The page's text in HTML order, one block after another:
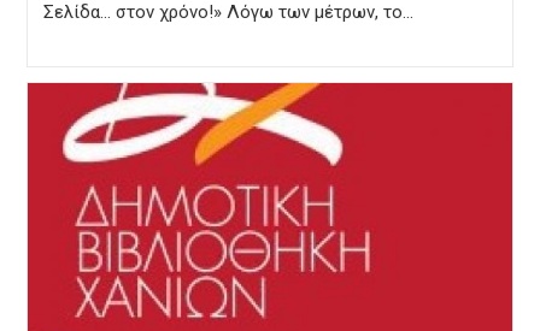
Σελίδα… στον χρόνο!» Λόγω των μέτρων, το…